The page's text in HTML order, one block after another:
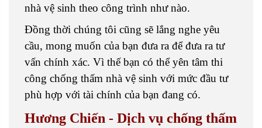
nhà vệ sinh theo công trình như nào.
Đồng thời chúng tôi cũng sẽ lắng nghe yêu
cầu, mong muốn của bạn đưa ra để đưa ra tư
vấn chính xác. Vì thế bạn có thể yên tâm thi
công chống thấm nhà vệ sinh với mức đầu tư
phù hợp với tài chính của bạn đang có.
Hương Chiến - Dịch vụ chống thấm